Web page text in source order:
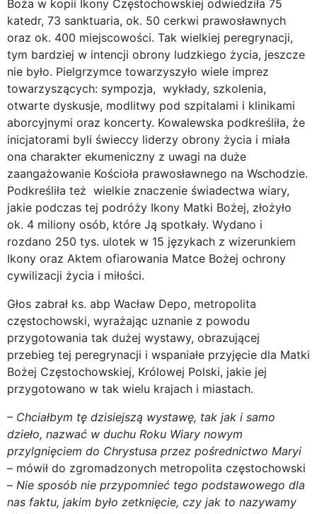
Boża w kopii Ikony Częstochowskiej odwiedziła 75
katedr, 73 sanktuaria, ok. 50 cerkwi prawosławnych
oraz ok. 400 miejscowości. Tak wielkiej peregrynacji,
tym bardziej w intencji obrony ludzkiego życia, jeszcze
nie było. Pielgrzymce towarzyszyło wiele imprez
towarzyszących: sympozja, wykłady, szkolenia,
otwarte dyskusje, modlitwy pod szpitalami i klinikami
aborcyjnymi oraz koncerty. Kowalewska podkreśliła, że
inicjatorami byli świeccy liderzy obrony życia i miała
ona charakter ekumeniczny z uwagi na duże
zaangażowanie Kościoła prawosławnego na Wschodzie.
Podkreśliła też wielkie znaczenie świadectwa wiary,
jakie podczas tej podróży Ikony Matki Bożej, złożyło
ok. 4 miliony osób, które Ją spotkały. Wydano i
rozdano 250 tys. ulotek w 15 językach z wizerunkiem
Ikony oraz Aktem ofiarowania Matce Bożej ochrony
cywilizacji życia i miłości.
Głos zabrał ks. abp Wacław Depo, metropolita
częstochowski, wyrażając uznanie z powodu
przygotowania tak dużej wystawy, obrazującej
przebieg tej peregrynacji i wspaniałe przyjęcie dla Matki
Bożej Częstochowskiej, Królowej Polski, jakie jej
przygotowano w tak wielu krajach i miastach.
– Chciałbym tę dzisiejszą wystawę, tak jak i samo
dzieło, nazwać w duchu Roku Wiary nowym
przylgnięciem do Chrystusa przez pośrednictwo Maryi
– mówił do zgromadzonych metropolita częstochowski
– Nie sposób nie przypomnieć tego podstawowego dla
nas faktu, jakim było zetknięcie, czy jak to nazywamy